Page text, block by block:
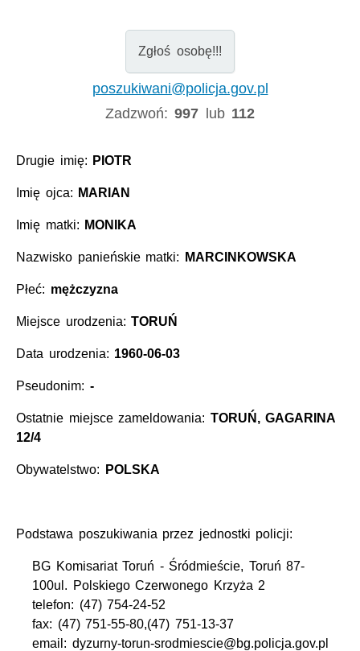
Zgłoś osobę!!!
poszukiwani@policja.gov.pl
Zadzwoń:997 lub 112
Drugie imię: PIOTR
Imię ojca: MARIAN
Imię matki: MONIKA
Nazwisko panieńskie matki: MARCINKOWSKA
Płeć: mężczyzna
Miejsce urodzenia:TORUŃ
Data urodzenia: 1960-06-03
Pseudonim: -
Ostatnie miejsce zameldowania: TORUŃ, GAGARINA
12/4
Obywatelstwo: POLSKA
Podstawa poszukiwania przez jednostki policji:
BG Komisariat Toruń - Śródmieście, Toruń 87-
100ul. Polskiego Czerwonego Krzyża 2
telefon: (47) 754-24-52
fax: (47) 751-55-80,(47) 751-13-37
email: dyzurny-torun-srodmiescie@bg.policja.gov.pl